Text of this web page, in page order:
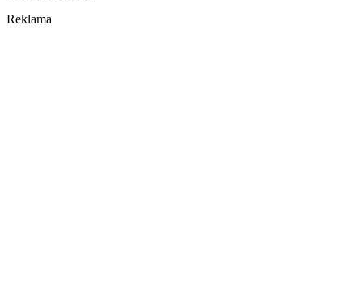
Reklama